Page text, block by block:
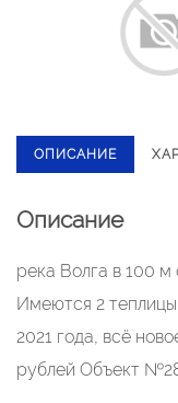
ОПИСАНИЕ
Описание
река Волга в 100 м
Имеются 2
2021 года, всё
рублей Объект